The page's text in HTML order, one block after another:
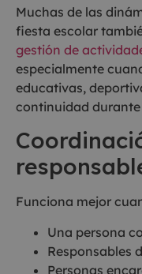
Muchas de las
fiesta escolar
gestión de
especialmente
educativas,
continuidad durante
Funciona mejor
Una persona
Responsables
Personas